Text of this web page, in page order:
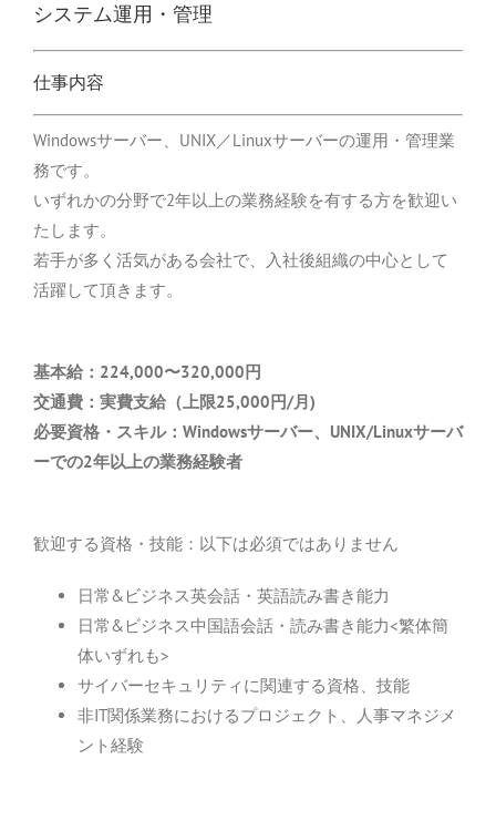
システム運用・管理
仕事内容
Windowsサーバー、UNIX／Linuxサーバーの運用・管理業
務です。
いずれかの分野で2年以上の業務経験を有する方を歓迎い
たします。
若手が多く活気がある会社で、入社後組織の中心として
活躍して頂きます。
基本給：224,000〜320,000円
交通費：実費支給（上限25,000円/月)
必要資格・スキル：Windowsサーバー、UNIX/Linuxサーバ
ーでの2年以上の業務経験者
歓迎する資格・技能：以下は必須ではありません
日常&ビジネス英会話・英語読み書き能力
日常&ビジネス中国語会話・読み書き能力<繁体簡
体いずれも>
サイバーセキュリティに関連する資格、技能
非IT関係業務におけるプロジェクト、人事マネジメ
ント経験